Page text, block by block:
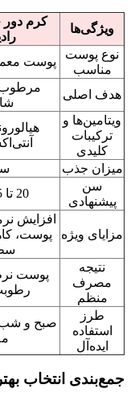
ویژگی‌ها
کرم دور
نوع پوست
مناسب
پوست
هدف اصلی
ویتامین‌ها و
ترکیبات
کلیدی
میزان جذب
سن
پیشنهادی
20 تا 35 سال
مزایای ویژه
افزایش
پوست،
نتیجه
مصرف
منظم
پوست
طرز
استفاده
ایده‌آل
صبح و شب
جمع‌بندی انتخاب